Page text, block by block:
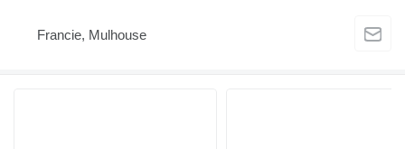
Francie, Mulhouse